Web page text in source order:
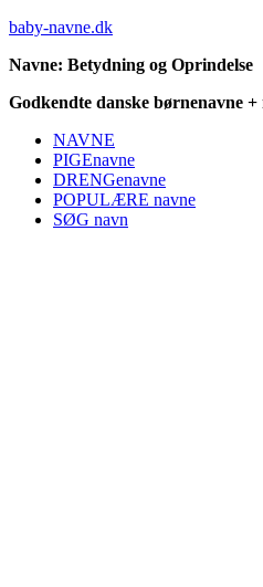
baby-navne.dk
Navne: Betydning og Oprindelse
Godkendte danske børnenavne
NAVNE
PIGEnavne
DRENGenavne
POPULÆRE navne
SØG navn